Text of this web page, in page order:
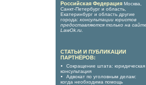
Российская Федерация Москва,
Санкт-Петербург и область,
Екатеринбург и область другие
города: консультации юристов
предоставляются только на сайте
LawOk.ru
СТАТЬИ И ПУБЛИКАЦИИ
ПАРТНЁРОВ:
Сокращение штата: юридическая
консультация
Адвокат по уголовным делам:
когда необходима помощь